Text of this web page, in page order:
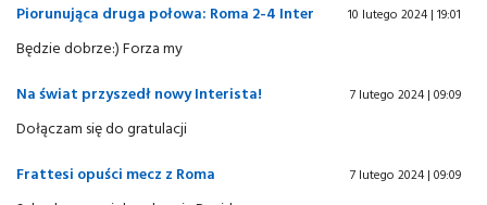
Piorunująca druga połowa: Roma 2-4 Inter
10 lutego 2024 | 19:01
Będzie dobrze:) Forza my
Na świat przyszedł nowy Interista!
7 lutego 2024 | 09:09
Dołączam się do gratulacji
Frattesi opuści mecz z Roma
7 lutego 2024 | 09:09